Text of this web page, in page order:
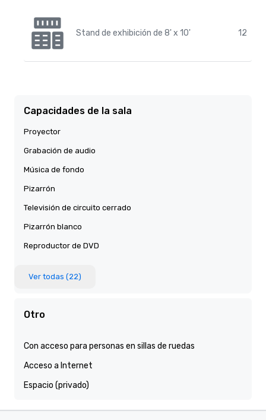
Stand de exhibición de 8' x 10' 12
Capacidades de la sala
Proyector
Grabación de audio
Música de fondo
Pizarrón
Televisión de circuito cerrado
Pizarrón blanco
Reproductor de DVD
Ver todas (22)
Otro
Con acceso para personas en sillas de ruedas
Acceso a Internet
Espacio (privado)